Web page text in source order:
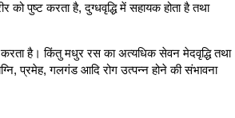
पुष्ट करता है, दुग्धवृद्धि में सहायक होता है तथा
है। किंतु मधुर रस का अत्यधिक सेवन मेदवृद्धि तथा
प्रमेह, गलगंड आदि रोग उत्पन्न होने की संभावना